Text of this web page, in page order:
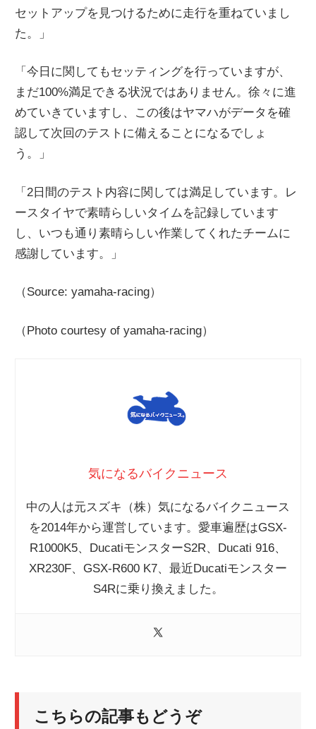
セットアップを見つけるために走行を重ねていまし
た。」
「今日に関してもセッティングを行っていますが、
まだ100%満足できる状況ではありません。徐々に進
めていきていますし、この後はヤマハがデータを確
認して次回のテストに備えることになるでしょ
う。」
「2日間のテスト内容に関しては満足しています。レ
ースタイヤで素晴らしいタイムを記録しています
し、いつも通り素晴らしい作業してくれたチームに
感謝しています。」
（Source: yamaha-racing）
（Photo courtesy of yamaha-racing）
気になるバイクニュース
中の人は元スズキ（株）気になるバイクニュース
を2014年から運営しています。愛車遍歴はGSX-
R1000K5、DucatiモンスターS2R、Ducati 916、
XR230F、GSX-R600 K7、最近Ducatiモンスター
S4Rに乗り換えました。
こちらの記事もどうぞ